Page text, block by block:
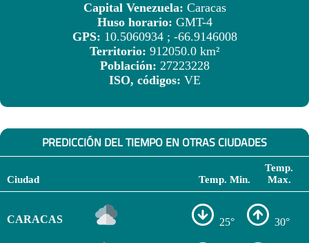
Capital Venezuela: Caracas
Huso horario: GMT-4
GPS: 10.5060934 ; -66.9146008
Territorio: 912050.0 km²
Población: 27223228
ISO, códigos: VE
PREDICCIÓN DEL TIEMPO EN OTRAS CIUDADES
Ciudad Temp. Min.
Temp.
Max.
CARACAS 25° 30°